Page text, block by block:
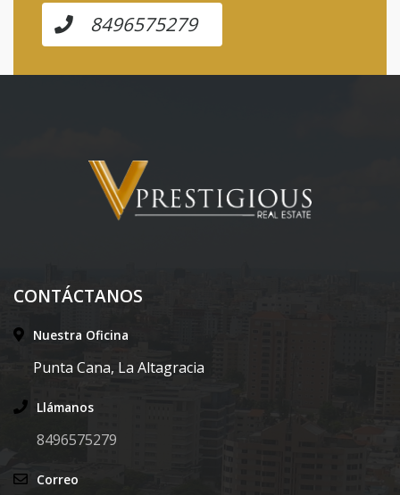
8496575279
CONTÁCTANOS
Nuestra Oficina
Punta Cana, La Altagracia
Llámanos
8496575279
Correo